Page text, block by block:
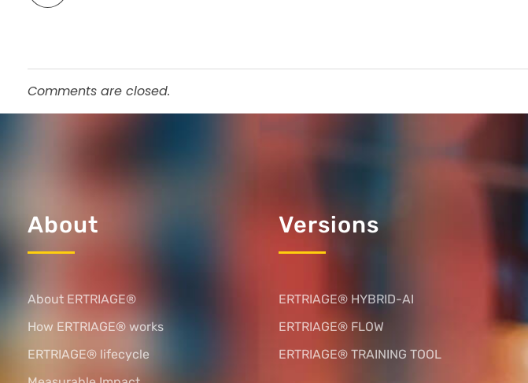
Comments are closed.
About
About ERTRIAGE®
How ERTRIAGE® works
ERTRIAGE® lifecycle
Versions
ERTRIAGE® HYBRID-AI
ERTRIAGE® FLOW
ERTRIAGE® TRAINING TOOL